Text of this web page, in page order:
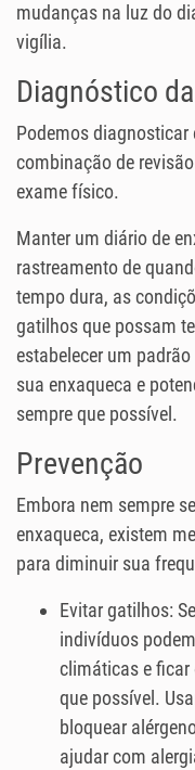
mudanças na luz do
vigília.
Diagnóstico
Podemos
combinação de
exame físico.
Manter um diário de
rastreamento de
tempo dura, as
gatilhos que possam
estabelecer um
sua enxaqueca e
sempre que possível.
Prevenção
Embora nem sempre
enxaqueca, existem
para diminuir sua
Evitar gatilhos:
indivíduos
climáticas e ficar
que possível.
bloquear
ajudar com